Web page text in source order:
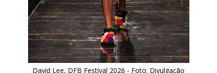
David Lee, DFB Festival 2026 - Foto: Divulgação